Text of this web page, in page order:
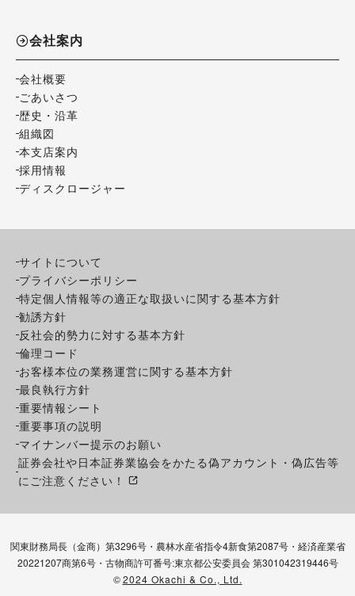
会社案内
会社概要
ごあいさつ
歴史・沿革
組織図
本支店案内
採用情報
ディスクロージャー
サイトについて
プライバシーポリシー
特定個人情報等の適正な取扱いに関する基本方針
勧誘方針
反社会的勢力に対する基本方針
倫理コード
お客様本位の業務運営に関する基本方針
最良執行方針
重要情報シート
重要事項の説明
マイナンバー提示のお願い
証券会社や日本証券業協会をかたる偽アカウント・偽広告等
にご注意ください！
関東財務局長（金商）第3296号・農林水産省指令4新食第2087号・経済産業省
20221207商第6号・古物商許可番号:東京都公安委員会 第301042319446号
©2024 Okachi & Co., Ltd.